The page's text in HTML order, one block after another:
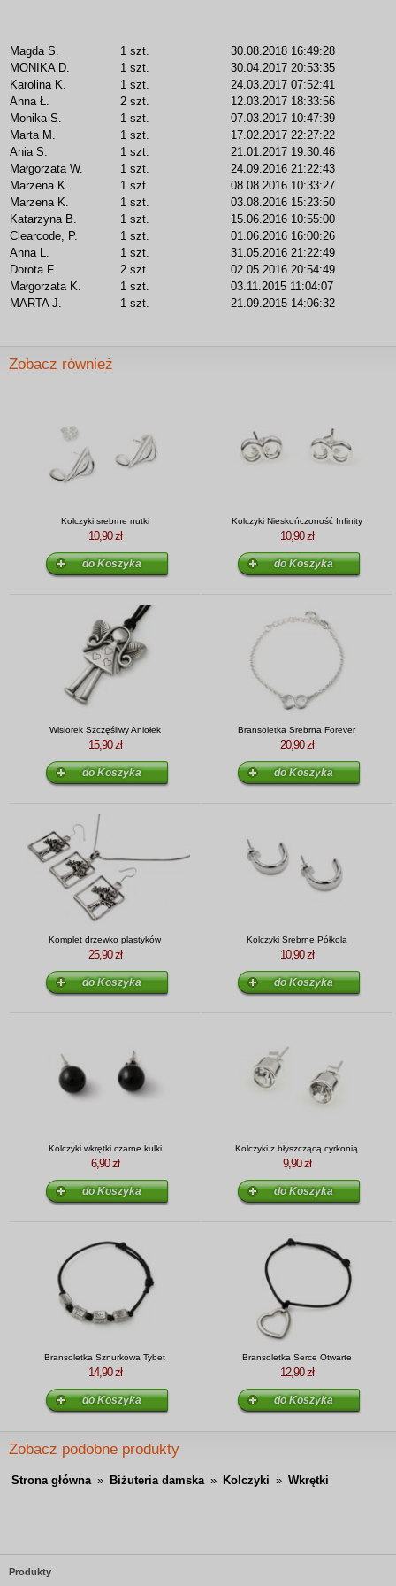
Magda S. 1 szt.
30.08.2018 16:49:28
MONIKA D.
1 szt.
30.04.2017 20:53:35
Karolina K.
1 szt.
24.03.2017 07:52:41
Anna Ł.
2 szt.
12.03.2017 18:33:56
Monika S.
1 szt.
07.03.2017 10:47:39
Marta M.
1 szt.
17.02.2017 22:27:22
Ania S.
1 szt.
21.01.2017 19:30:46
Małgorzata W.
1 szt.
24.09.2016 21:22:43
Marzena K.
1 szt.
08.08.2016 10:33:27
Marzena K.
1 szt.
03.08.2016 15:23:50
Katarzyna B.
1 szt.
15.06.2016 10:55:00
Clearcode, P.
1 szt.
01.06.2016 16:00:26
Anna L.
1 szt.
31.05.2016 21:22:49
Dorota F.
2 szt.
02.05.2016 20:54:49
Małgorzata K.
1 szt.
03.11.2015 11:04:07
MARTA J.
1 szt. 21.09.2015 14:06:32
Zobacz również
Kolczyki srebrne nutki
10,90 zł
Kolczyki Nieskończoność Infinity
10,90 zł
Wisiorek Szczęśliwy Aniołek
15,90 zł
Bransoletka Srebrna Forever
20,90 zł
Komplet drzewko plastyków
25,90 zł
Kolczyki Srebrne Półkola
10,90 zł
Kolczyki wkrętki czarne kulki
6,90 zł
Kolczyki z błyszczącą cyrkonią
9,90 zł
Bransoletka Sznurkowa Tybet
14,90 zł
Bransoletka Serce Otwarte
12,90 zł
Zobacz podobne produkty
Strona główna » Biżuteria damska » Kolczyki » Wkrętki
Produkty